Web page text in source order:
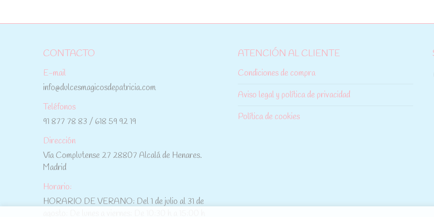
CONTACTO
E-mail
info@dulcesmagicosdepatricia.com
Teléfonos
91 877 78 83 / 618 59 92 19
Dirección
Vía Complutense 27 28807 Alcalá de Henares.
Madrid
Horario:
HORARIO DE VERANO: Del 1 de julio al 31 de
ATENCIÓN AL CLIENTE
Condiciones de compra
Aviso legal y política de privacidad
Política de cookies